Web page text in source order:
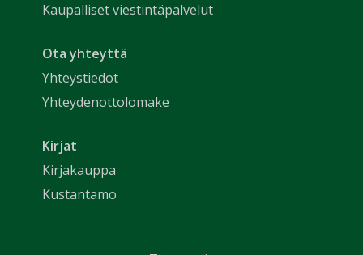
Kaupalliset viestintäpalvelut
Ota yhteyttä
Yhteystiedot
Yhteydenottolomake
Kirjat
Kirjakauppa
Kustantamo